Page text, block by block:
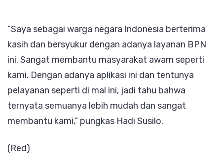
“Saya sebagai warga negara Indonesia berterima
kasih dan bersyukur dengan adanya layanan BPN
ini. Sangat membantu masyarakat awam seperti
kami. Dengan adanya aplikasi ini dan tentunya
pelayanan seperti di mal ini, jadi tahu bahwa
ternyata semuanya lebih mudah dan sangat
membantu kami,” pungkas Hadi Susilo.
(Red)